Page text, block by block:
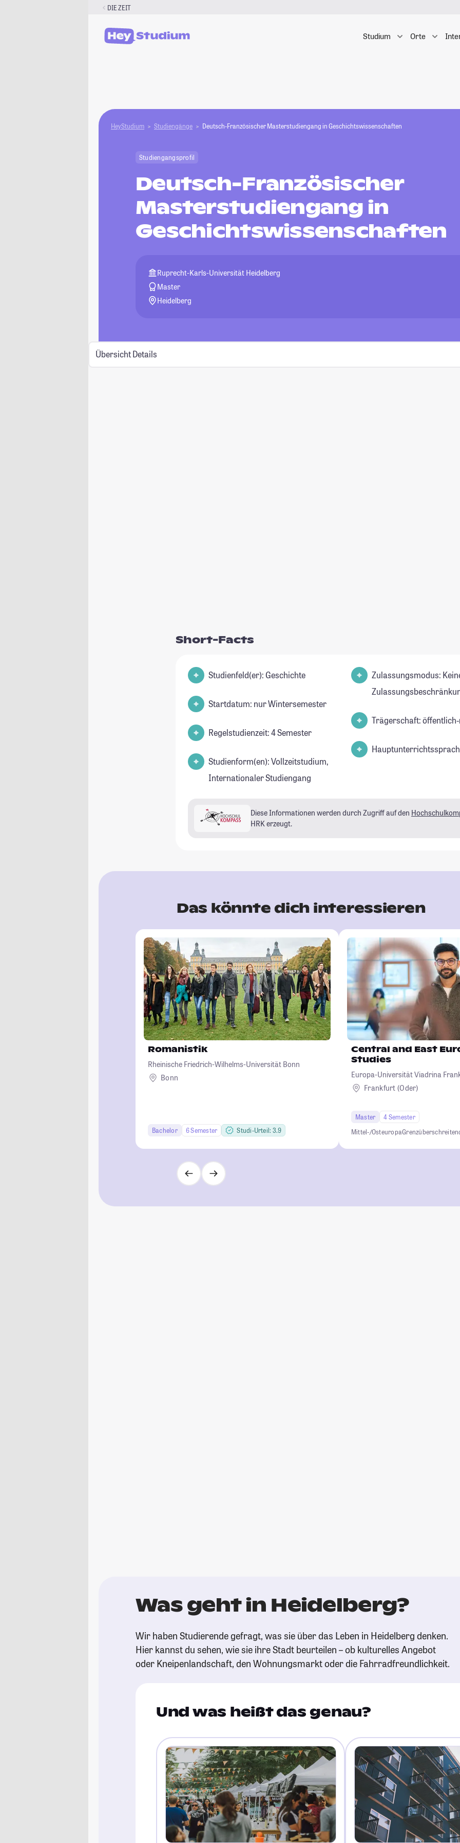
DIE ZEIT
Studium Orte
HeyStudium Studiengänge Deutsch-Französischer Masterstudiengang in Geschichtswissenschaften
Studiengangsprofil
Deutsch-Französischer
Masterstudiengang in
Geschichtswissenschaften
Ruprecht-Karls-Universität Heidelberg
Master
Heidelberg
Übersicht Details
Short-Facts
Studienfeld(er): Geschichte
Startdatum: nur Wintersemester
Regelstudienzeit: 4 Semester
Studienform(en): Vollzeitstudium,
Internationaler Studiengang
Zulassungsmodus:
Trägerschaft:
Diese Informationen werden durch Zugriff auf den
HRK erzeugt.
Das könnte dich interessieren
Romanistik
Rheinische Friedrich-Wilhelms-Universität Bonn
Bonn
Bachelor 6 Semester Studi-Urteil: 3.9
Central and East
Studies
Europa-Universität Viadrina
Frankfurt (Oder)
Master
4 Semester
Mittel-/Osteuropa
Was geht in Heidelberg?
Wir haben Studierende gefragt, was sie über das Leben in Heidelberg denken.
Hier kannst du sehen, wie sie ihre Stadt beurteilen – ob kulturelles Angebot
oder Kneipenlandschaft, den Wohnungsmarkt oder die Fahrradfreundlichkeit.
Und was heißt das genau?